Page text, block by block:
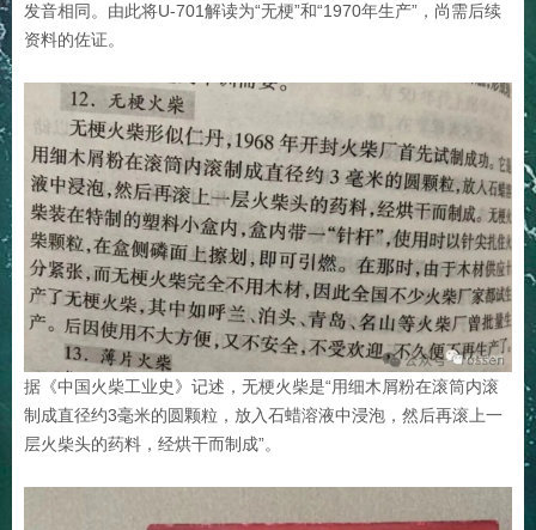
发音相同。由此将U-701解读为“无梗”和“1970年生产”，尚需后续
资料的佐证。
据《中国火柴工业史》记述，无梗火柴是“用细木屑粉在滚筒内滚
制成直径约3毫米的圆颗粒，放入石蜡溶液中浸泡，然后再滚上一
层火柴头的药料，经烘干而制成”。